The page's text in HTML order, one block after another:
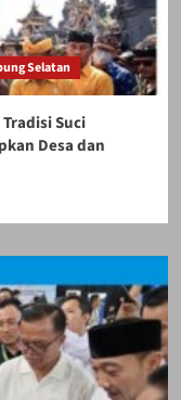
Selatan
Suci
Desa dan